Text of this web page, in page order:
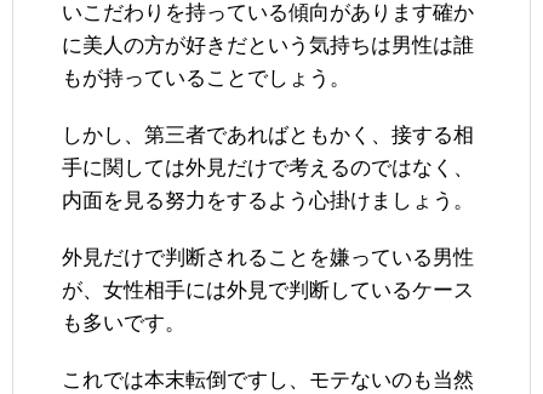
いこだわりを持っている傾向があります確か
に美人の方が好きだという気持ちは男性は誰
もが持っていることでしょう。
しかし、第三者であればともかく、接する相
手に関しては外見だけで考えるのではなく、
内面を見る努力をするよう心掛けましょう。
外見だけで判断されることを嫌っている男性
が、女性相手には外見で判断しているケース
も多いです。
これでは本末転倒ですし、モテないのも当然